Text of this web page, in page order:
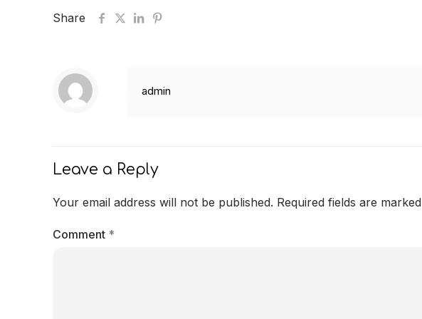
Share
admin
Leave a Reply
Your email address will not be published. Required fields are marked
Comment *